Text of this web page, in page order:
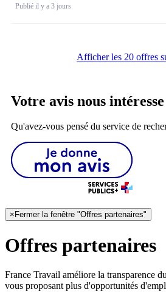
Publié il y a 3 jours
Afficher les 20 offres
Votre avis nous intéresse
Qu'avez-vous pensé du service de
× Fermer la fenêtre "Offres partenaires"
Offres partenaires
France Travail améliore la transparence
vous proposant plus d'opportunités